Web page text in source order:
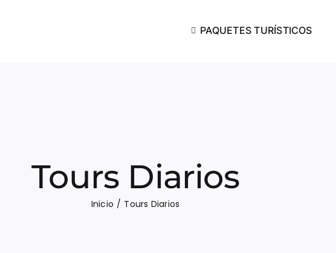
PAQUETES TURÍSTICOS
Tours Diarios
Inicio Tours Diarios